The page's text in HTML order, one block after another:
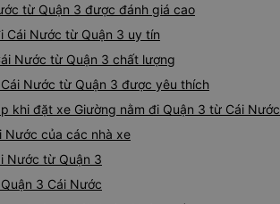
từ Quận 3 được đánh giá cao
Cái Nước từ Quận 3 uy tín
Nước từ Quận 3 chất lượng
Nước từ Quận 3 được yêu thích
khi đặt xe Giường nằm đi Quận 3 từ Cái Nước
Nước của các nhà xe
Nước từ Quận 3
3 Cái Nước